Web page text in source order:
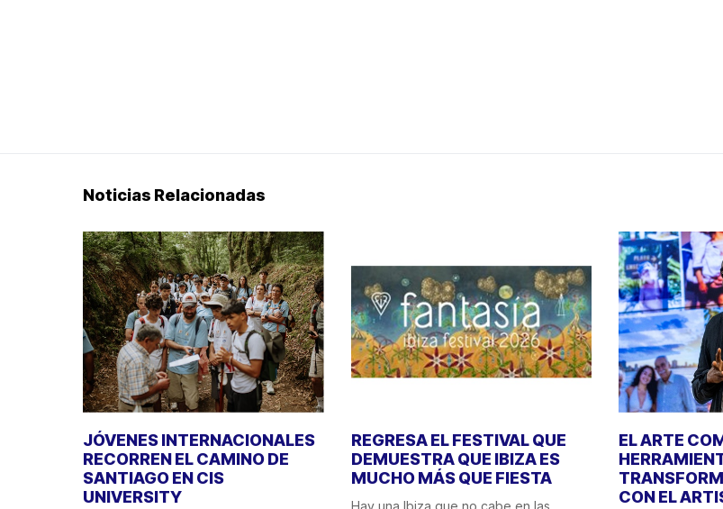
Noticias Relacionadas
JÓVENES INTERNACIONALES
RECORREN EL CAMINO DE
SANTIAGO EN CIS
UNIVERSITY
REGRESA EL FESTIVAL QUE
DEMUESTRA QUE IBIZA ES
MUCHO MÁS QUE FIESTA
Hay una Ibiza que no cabe en las
EL ARTE
CON EL